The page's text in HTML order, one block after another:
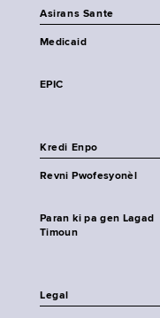
Asirans Sante
Medicaid
EPIC
Kredi Enpo
Revni Pwofesyonèl
Paran ki pa gen Lagad
Timoun
Legal